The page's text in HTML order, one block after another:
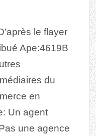
le flayer
Ape:4619B
du
en
Un agent
une agence